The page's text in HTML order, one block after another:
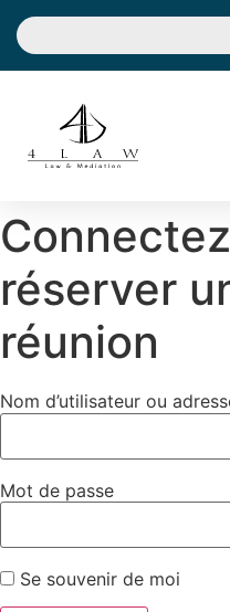
réserver
réunion
Nom d’utilisateur ou
Mot de passe
Se souvenir de moi